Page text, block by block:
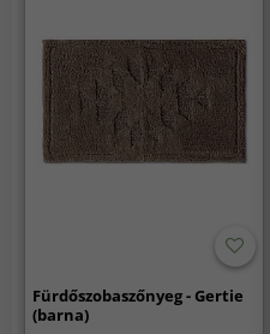
Fürdőszobaszőnyeg - Gertie
(barna)